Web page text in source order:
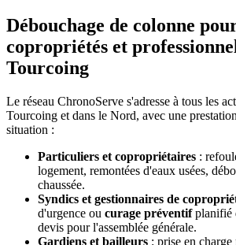
Débouchage de colonne
copropriétés et
Tourcoing
Le réseau ChronoServe s'adresse à tous les
Tourcoing et dans le Nord, avec une
situation :
Particuliers et copropriétaires :
logement, remontées d'eaux usées,
chaussée.
Syndics et gestionnaires de
d'urgence ou curage préventifplanifié
devis pour l'assemblée générale.
Gardiens et bailleurs : prise en